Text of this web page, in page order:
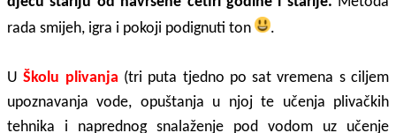
rada smijeh, igra i pokoji podignuti ton
.
UŠkolu plivanja (tri puta tjedno po sat vremena s ciljem
upoznavanja vode, opuštanja u njoj te učenja plivačkih
tehnika i naprednog snalaženje pod vodom uz učenje